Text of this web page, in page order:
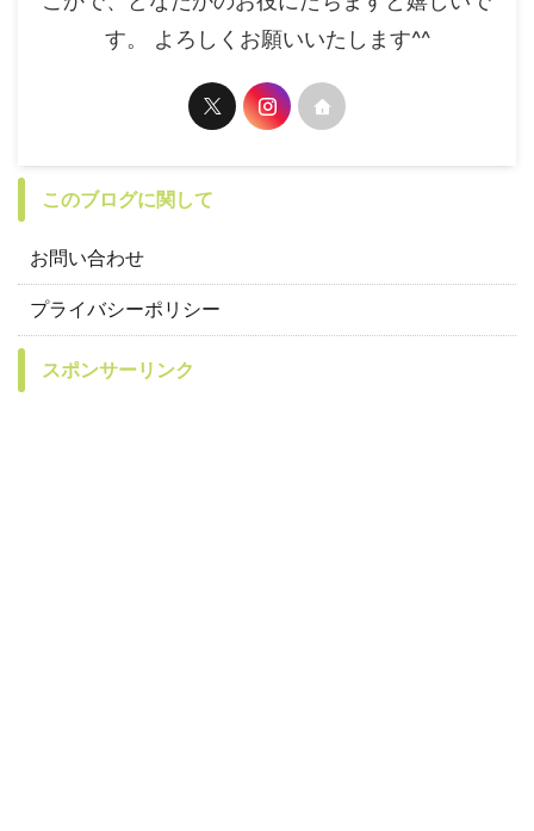
す。 よろしくお願いいたします^^
このブログに関して
お問い合わせ
プライバシーポリシー
スポンサーリンク